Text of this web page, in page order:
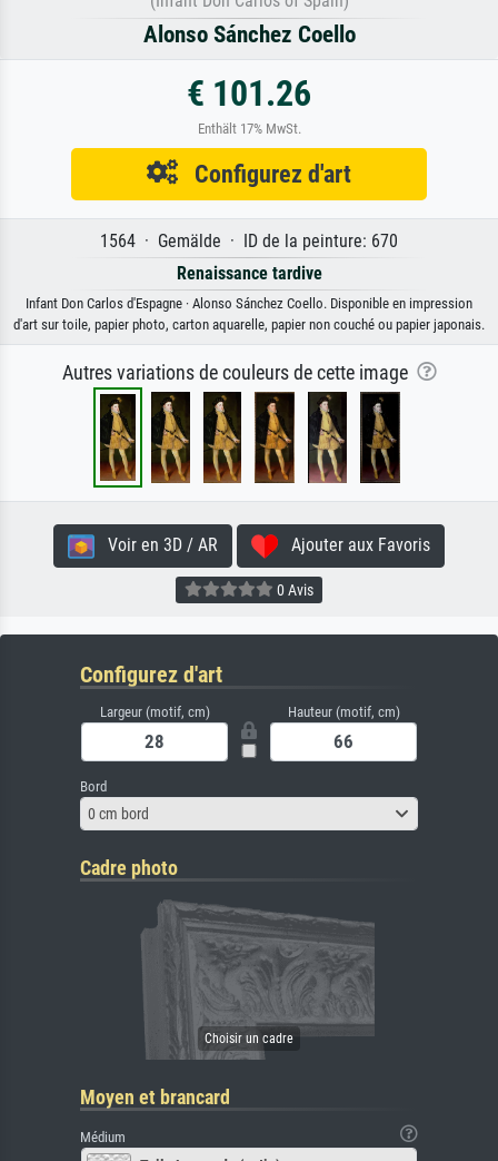
Alonso Sánchez Coello
€ 101.26
Enthält 17% MwSt.
Configurez d'art
1564 · Gemälde · ID de la peinture: 670
Renaissance tardive
Infant Don Carlos d'Espagne · Alonso Sánchez Coello. Disponible en impression
d'art sur toile, papier photo, carton aquarelle, papier non couché ou papier japonais.
Autres variations de couleurs de cette image
Voir en 3D / AR Ajouter aux Favoris
0 Avis
Configurez d'art
Largeur (motif, cm) Hauteur (motif, cm)
Bord
0 cm bord
Cadre photo
Moyen et brancard
Médium